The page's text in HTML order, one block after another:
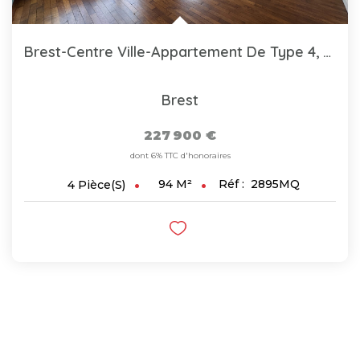
Brest-Centre Ville-Appartement De Type 4, 94m², Entièrement...
Brest
227 900 €
dont 6% TTC d'honoraires
4 Pièce(s) 94 M² Réf : 2895MQ